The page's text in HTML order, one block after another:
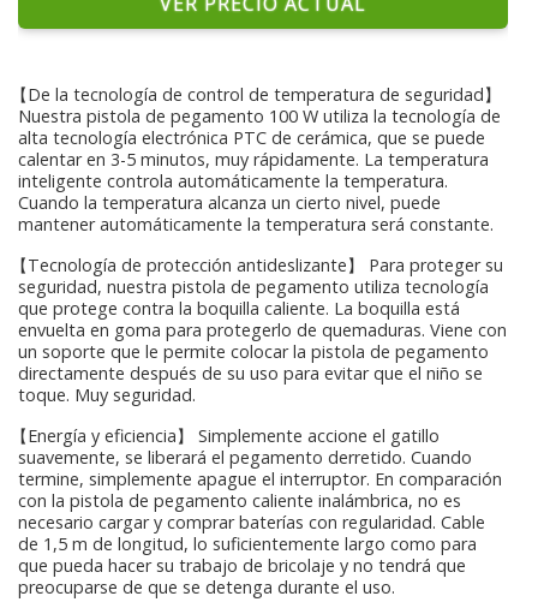
【De la tecnología de control de temperatura de seguridad】
Nuestra pistola de pegamento 100 W utiliza la tecnología de
alta tecnología electrónica PTC de cerámica, que se puede
calentar en 3-5 minutos, muy rápidamente. La temperatura
inteligente controla automáticamente la temperatura.
Cuando la temperatura alcanza un cierto nivel, puede
mantener automáticamente la temperatura será constante.
【Tecnología de protección antideslizante】 Para proteger su
seguridad, nuestra pistola de pegamento utiliza tecnología
que protege contra la boquilla caliente. La boquilla está
envuelta en goma para protegerlo de quemaduras. Viene con
un soporte que le permite colocar la pistola de pegamento
directamente después de su uso para evitar que el niño se
toque. Muy seguridad.
【Energía y eficiencia】 Simplemente accione el gatillo
suavemente, se liberará el pegamento derretido. Cuando
termine, simplemente apague el interruptor. En comparación
con la pistola de pegamento caliente inalámbrica, no es
necesario cargar y comprar baterías con regularidad. Cable
de 1,5 m de longitud, lo suficientemente largo como para
que pueda hacer su trabajo de bricolaje y no tendrá que
preocuparse de que se detenga durante el uso.